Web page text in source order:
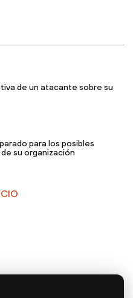
de un atacante sobre su
para los posibles
su organización